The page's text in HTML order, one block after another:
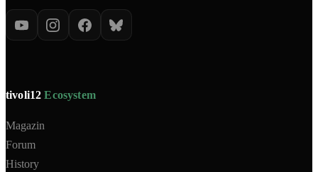
tivoli12Ecosystem
Magazin
Forum
History